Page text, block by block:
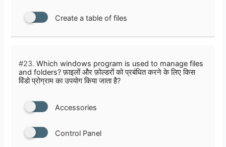
Create a table of files
#23. Which windows program is used to manage files
and folders? फ़ाइलों और फ़ोल्डरों को प्रबंधित करने के लिए किस
विंडो प्रोग्राम का उपयोग किया जाता है?
Accessories
Control Panel